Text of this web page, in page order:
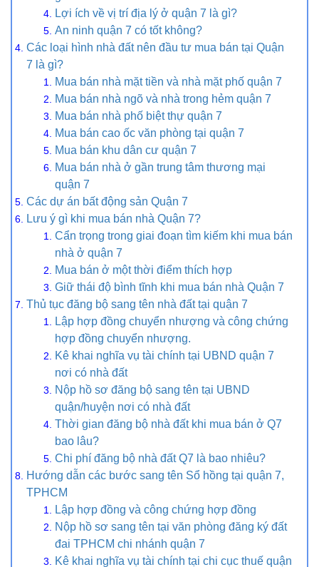
Lợi ích về vị trí địa lý ở quận 7 là gì?
An ninh quận 7 có tốt không?
Các loại hình nhà đất nên đầu tư mua bán tại Quận
7 là gì?
Mua bán nhà mặt tiền và nhà mặt phố quận 7
Mua bán nhà ngõ và nhà trong hẻm quận 7
Mua bán nhà phố biệt thự quận 7
Mua bán cao ốc văn phòng tại quận 7
Mua bán khu dân cư quận 7
Mua bán nhà ở gần trung tâm thương mại
quận 7
Các dự án bất động sản Quận 7
Lưu ý gì khi mua bán nhà Quận 7?
Cẩn trọng trong giai đoạn tìm kiếm khi mua bán
nhà ở quận 7
Mua bán ở một thời điểm thích hợp
Giữ thái độ bình tĩnh khi mua bán nhà Quận 7
Thủ tục đăng bộ sang tên nhà đất tại quận 7
Lập hợp đồng chuyển nhượng và công chứng
hợp đồng chuyển nhượng.
Kê khai nghĩa vụ tài chính tại UBND quận 7
nơi có nhà đất
Nộp hồ sơ đăng bộ sang tên tại UBND
quận/huyện nơi có nhà đất
Thời gian đăng bộ nhà đất khi mua bán ở Q7
bao lâu?
Chi phí đăng bộ nhà đất Q7 là bao nhiêu?
Hướng dẫn các bước sang tên Sổ hồng tại quận 7,
TPHCM
Lập hợp đồng và công chứng hợp đồng
Nộp hồ sơ sang tên tại văn phòng đăng ký đất
đai TPHCM chi nhánh quận 7
Kê khai nghĩa vụ tài chính tại chi cục thuế quận